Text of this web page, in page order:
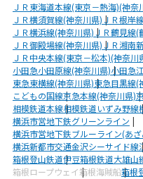
ＪＲ東海道本線(東京－熱海)(神奈
ＪＲ横須賀線(神奈川県)ＪＲ根岸線
ＪＲ横浜線(神奈川県)ＪＲ鶴見線(
ＪＲ御殿場線(神奈川県)ＪＲ湘南
ＪＲ中央本線(東京－松本)(神奈川
小田急小田原線(神奈川県)小田急
東急東横線(神奈川県)東急目黒線(
こどもの国線京急本線(神奈川県)
相模鉄道本線相模鉄道いずみ野線
横浜市営地下鉄グリーンライン
横浜市営地下鉄ブルーライン(あ
横浜新都市交通金沢シーサイド線
箱根登山鉄道伊豆箱根鉄道大雄山
箱根ロープウェイ箱根海賊船箱根